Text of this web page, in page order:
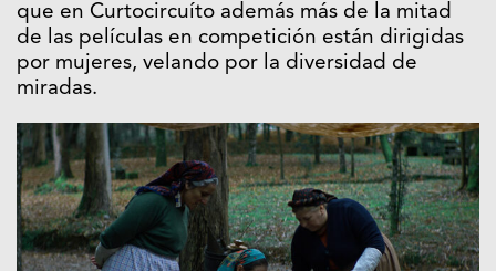
que en Curtocircuíto además más de la mitad
de las películas en competición están dirigidas
por mujeres, velando por la diversidad de
miradas.